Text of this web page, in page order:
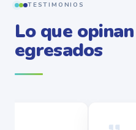
TESTIMONIOS
Lo que
egresados